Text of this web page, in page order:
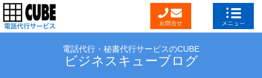
電話代行・秘書代行サービスのCUBE
ビジネスキューブログ